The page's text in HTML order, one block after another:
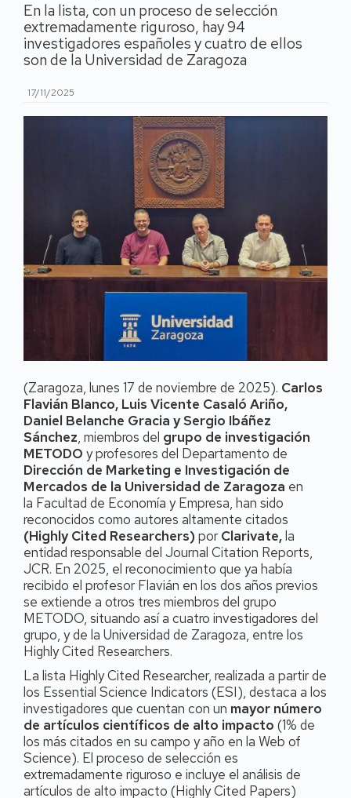
En la lista, con un proceso de selección
extremadamente riguroso, hay 94
investigadores españoles y cuatro de ellos
son de la Universidad de Zaragoza
17/11/2025
(Zaragoza, lunes 17 de noviembre de 2025). Carlos
Flavián Blanco, Luis Vicente Casaló Ariño,
Daniel Belanche Gracia y Sergio Ibáñez
Sánchez, miembros del grupo de investigación
METODO y profesores del Departamento de
Dirección de Marketing e Investigación de
Mercados de la Universidad de Zaragoza en
la Facultad de Economía y Empresa, han sido
reconocidos como autores altamente citados
(Highly Cited Researchers) por Clarivate,la
entidad responsable del Journal Citation Reports,
JCR. En 2025, el reconocimiento que ya había
recibido el profesor Flavián en los dos años previos
se extiende a otros tres miembros del grupo
METODO, situando así a cuatro investigadores del
grupo, y de la Universidad de Zaragoza, entre los
Highly Cited Researchers.
La lista Highly Cited Researcher, realizada a partir de
los Essential Science Indicators (ESI), destaca a los
investigadores que cuentan con un mayor número
de artículos científicos de alto impacto (1% de
los más citados en su campo y año en la Web of
Science). El proceso de selección es
extremadamente riguroso e incluye el análisis de
artículos de alto impacto (Highly Cited Papers)